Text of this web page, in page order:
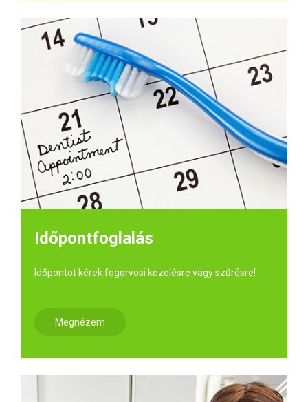
Időpontfoglalás
Időpontot kérek fogorvosi kezelésre vagy szűrésre!
Megnézem